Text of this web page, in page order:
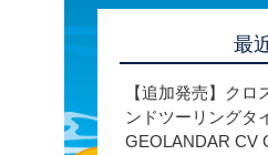
最
【追加発売】ク
ンドツーリングタ
GEOLANDAR CV